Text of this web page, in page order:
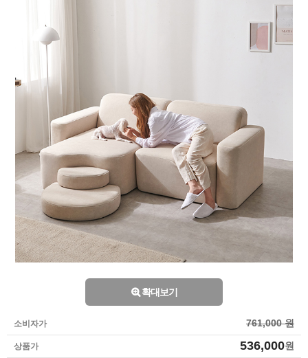
확대보기
소비자가 761,000 원
상품가 536,000원